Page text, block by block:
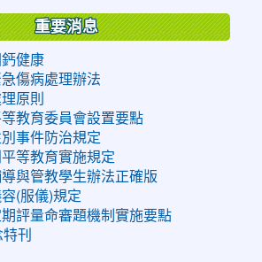
重要消息
健康
急傷病處理辦法
原則
等教育委員會設置要點
別事件防治規定
平等教育實施規定
導與管教學生辦法正確版
容(服儀)規定
期評量命審題機制實施要點
刊